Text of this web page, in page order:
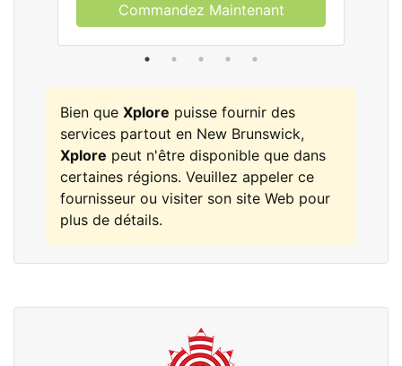
Commandez Maintenant
Bien que Xplore puisse fournir des
services partout en New Brunswick,
Xplore peut n'être disponible que dans
certaines régions. Veuillez appeler ce
fournisseur ou visiter son site Web pour
plus de détails.